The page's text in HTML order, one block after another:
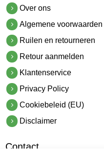
Over ons
Algemene voorwaarden
Ruilen en retourneren
Retour aanmelden
Klantenservice
Privacy Policy
Cookiebeleid (EU)
Disclaimer
Contact